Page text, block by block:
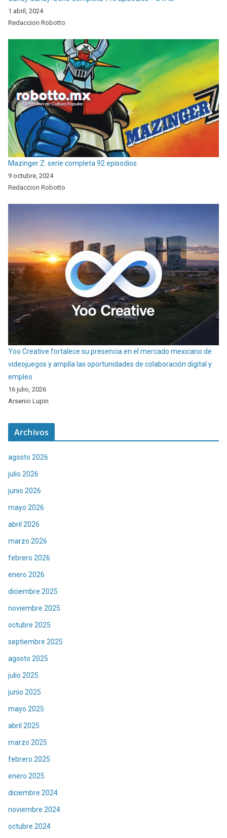
1 abril, 2024
Redaccion Robotto
Mazinger Z: serie completa 92 episodios.
9 octubre, 2024
Redaccion Robotto
Yoo Creative fortalece su presencia en el mercado mexicano de
videojuegos y amplía las oportunidades de colaboración digital y
empleo
16 julio, 2026
Arsenio Lupin
Archivos
agosto 2026
julio 2026
junio 2026
mayo 2026
abril 2026
marzo 2026
febrero 2026
enero 2026
diciembre 2025
noviembre 2025
octubre 2025
septiembre 2025
agosto 2025
julio 2025
junio 2025
mayo 2025
abril 2025
marzo 2025
febrero 2025
enero 2025
diciembre 2024
noviembre 2024
octubre 2024